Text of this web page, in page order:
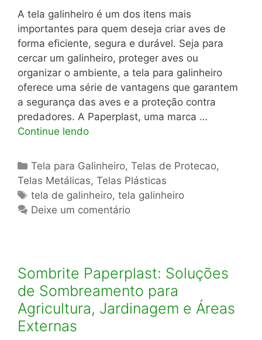
A tela galinheiro é um dos itens mais
importantes para quem deseja criar aves de
forma eficiente, segura e durável. Seja para
cercar um galinheiro, proteger aves ou
organizar o ambiente, a tela para galinheiro
oferece uma série de vantagens que garantem
a segurança das aves e a proteção contra
predadores. A Paperplast, uma marca …
Continue lendo
Categorias
Tela para Galinheiro,Telas de Protecao,
Telas Metálicas, Telas Plásticas
Tags
tela de galinheiro,tela galinheiro
Deixe um comentário
Sombrite Paperplast: Soluções
de Sombreamento para
Agricultura, Jardinagem e Áreas
Externas